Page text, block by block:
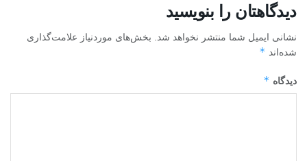
دیدگاهتان را بنویسید
نشانی ایمیل شما منتشر نخواهد شد.
بخش‌های موردنیاز علامت‌گذاری
شده‌اند *
دیدگاه *